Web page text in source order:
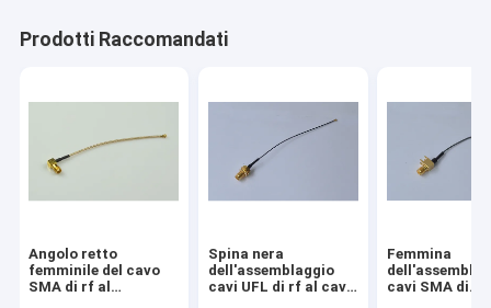
Prodotti Raccomandati
Angolo retto
femminile del cavo
SMA di rf al
Spina nera
dell'assemblaggio
cavi UFL di rf al cavo
Femmina
cavi SMA di